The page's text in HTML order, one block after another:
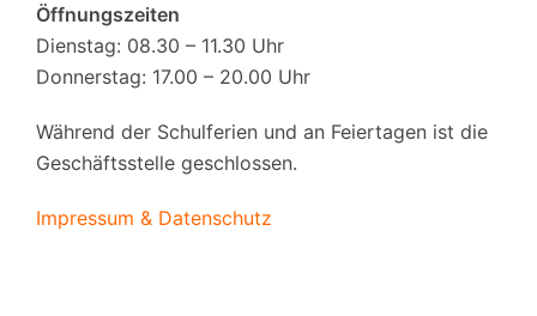
Öffnungszeiten
Dienstag: 08.30 – 11.30 Uhr
Donnerstag: 17.00 – 20.00 Uhr
Während der Schulferien und an Feiertagen ist die
Geschäftsstelle geschlossen.
Impressum & Datenschutz